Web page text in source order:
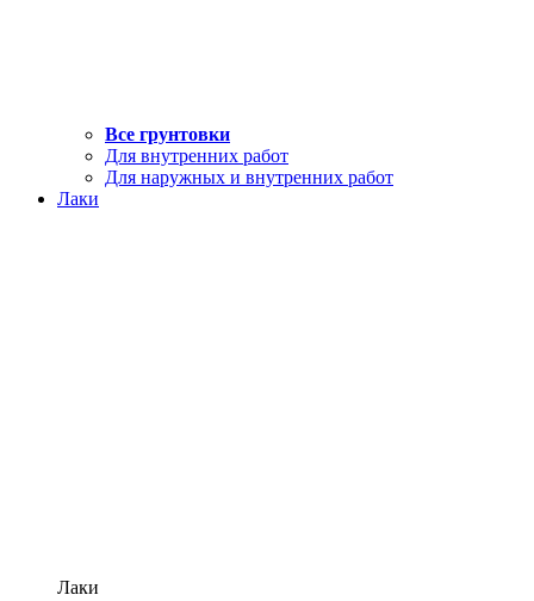
Все грунтовки
Для внутренних работ
Для наружных и внутренних работ
Лаки
Лаки